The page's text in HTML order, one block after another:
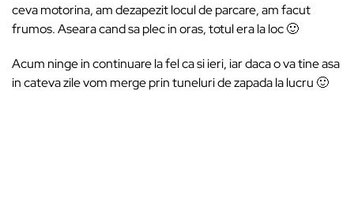
ceva motorina, am dezapezit locul de parcare, am facut
frumos. Aseara cand sa plec in oras, totul era la loc 🙂
Acum ninge in continuare la fel ca si ieri, iar daca o va tine asa
in cateva zile vom merge prin tuneluri de zapada la lucru 🙂